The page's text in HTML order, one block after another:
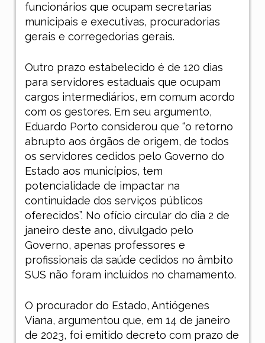
funcionários que ocupam secretarias
municipais e executivas, procuradorias
gerais e corregedorias gerais.
Outro prazo estabelecido é de 120 dias
para servidores estaduais que ocupam
cargos intermediários, em comum acordo
com os gestores. Em seu argumento,
Eduardo Porto considerou que “o retorno
abrupto aos órgãos de origem, de todos
os servidores cedidos pelo Governo do
Estado aos municípios, tem
potencialidade de impactar na
continuidade dos serviços públicos
oferecidos”. No ofício circular do dia 2 de
janeiro deste ano, divulgado pelo
Governo, apenas professores e
profissionais da saúde cedidos no âmbito
SUS não foram incluídos no chamamento.
O procurador do Estado, Antiógenes
Viana, argumentou que, em 14 de janeiro
de 2023, foi emitido decreto com prazo de